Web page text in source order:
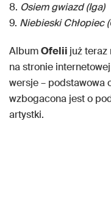
8. Osiem gwiazd (Iga)
9. Niebieski Chłopiec
AlbumOfelii już
na stronie
wersje – podstawowa
wzbogacona jest o
artystki.